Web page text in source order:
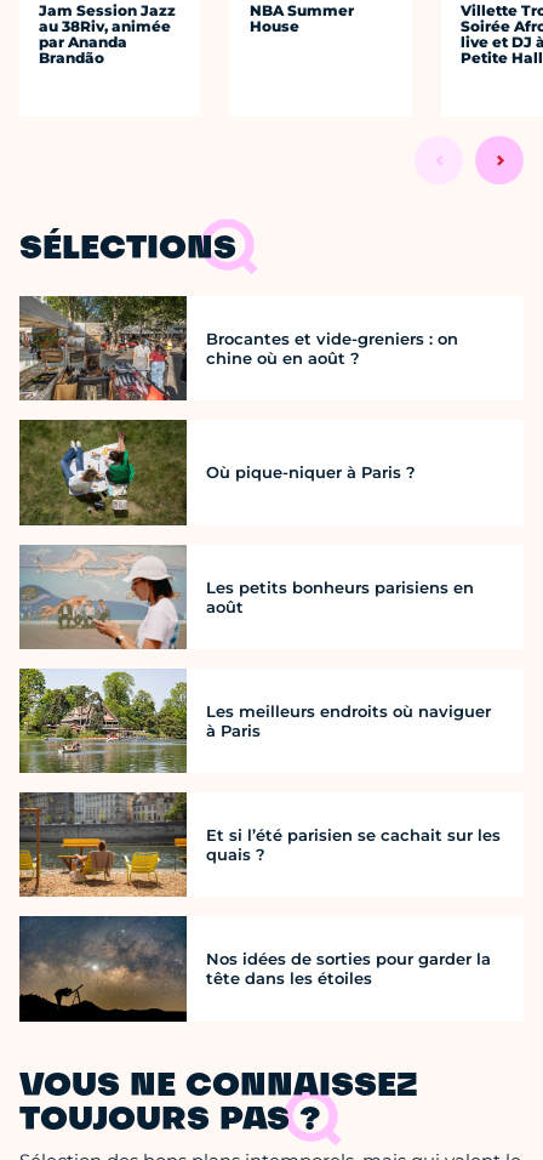
Jam Session Jazz
au 38Riv, animée
par Ananda
Brandão
NBA Summer
House
Villette
Soirée
live et DJ
Petite
SÉLECTIONS
Brocantes et vide-greniers : on
chine où en août ?
Où pique-niquer à Paris ?
Les petits bonheurs parisiens en
août
Les meilleurs endroits où naviguer
à Paris
Et si l’été parisien se cachait sur les
quais ?
Nos idées de sorties pour garder la
tête dans les étoiles
VOUS NE CONNAISSEZ
TOUJOURS PAS ?